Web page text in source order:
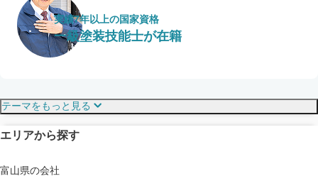
実績7年以上の国家資格
一級塗装技能士が在籍
見えにくい屋根も安心
ドローン診断
テーマをもっと見る
エリアから探す
富山県の会社